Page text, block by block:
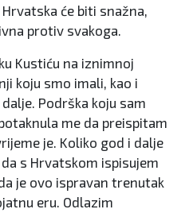
će biti snažna,
protiv svakoga.
Kustiću na iznimnoj
koju smo imali, kao i
Podrška koju sam
me da preispitam
je. Koliko god i dalje
s Hrvatskom ispisujem
je ovo ispravan trenutak
eru. Odlazim